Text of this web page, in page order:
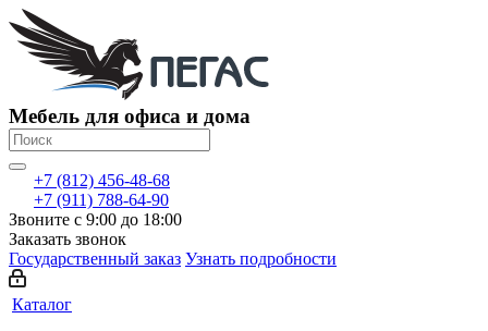
Мебель для офиса и дома
+7 (812) 456-48-68
+7 (911) 788-64-90
Звоните с 9:00 до 18:00
Заказать звонок
Государственный заказ Узнать подробности
Каталог